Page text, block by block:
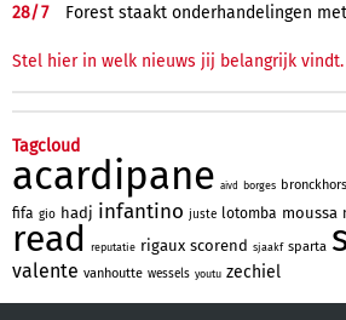
28/7 Forest staakt onderhandelingen
Stel hier in welk nieuws jij belangrijk vindt.
Tagcloud
acardipane aivd borges
fifa gio hadj infantino juste lotomba moussa
read reputatie rigaux scorend sjaakf sparta
valente vanhoutte wessels youtu zechiel